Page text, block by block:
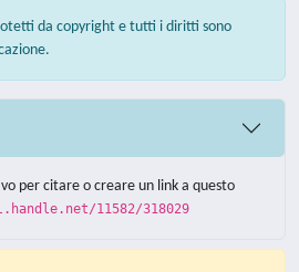
da copyright e tutti i diritti sono
per citare o creare un link a questo
11582/318029